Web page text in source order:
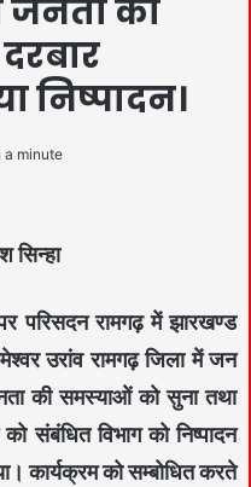
जनता की
निष्पादन।
a minute
सिन्हा
परिसदन रामगढ़ में झारखण्ड
उरांव रामगढ़ जिला में जन
की समस्याओं को सुना तथा
संबंधित विभाग को निष्पादन
कार्यक्रम को सम्बोधित करते